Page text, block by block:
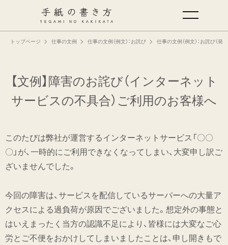
トップページ 仕事の文例 仕事の文例（例文）：お詫び 仕事の文例（例文）：お詫び（
【文例】障害のお詫び（インターネット
サービスの不具合） ご利用のお客様へ
このたびは弊社が運営するインターネットサービス「〇〇
〇」が、一時的にご利用できなくなってしまい、大変申し訳ご
ざいませんでした。
今回の障害は、サービスを配信しているサーバーへの大量ア
クセスによる過負荷が原因でございました。想定外の事態と
はいえまったく当方の認識不足により、皆様には大変なご心
労とご不便をおかけしてしまいましたことは、申し開きもで
手紙の基本
仕事の手紙の書き方
くらしの文例
仕事の文例
特集
ミドリオフィシャルサイト